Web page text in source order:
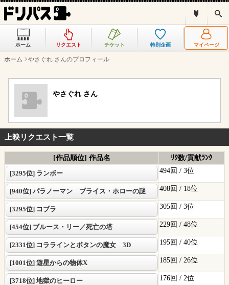
リ
ス
と
索
ホーム リクエスト チケット 特別企画 マイページ
ホーム やさぐれ さんのプロフィール
やさぐれ さん
上映リクエスト一覧
[作品順位] 作品名
ﾘｸ数/貢献ﾗﾝｸ
[3295位] ランボー
494回 / 3位
[940位] パラノーマン ブライス・ホローの謎 408回 / 18位
[3295位] コブラ 305回 / 3位
[454位] ブルース・リー／死亡の塔 229回 / 48位
[2331位] コララインとボタンの魔女 3D 195回 / 40位
[1001位] 遊星からの物体X 185回 / 26位
[3718位] 地獄のヒーロー 176回 / 2位